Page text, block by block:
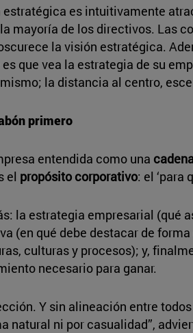
es intuitivamente
mayoría de los directivos. Las
la visión estratégica.
que vea la estrategia de su
la distancia al centro,
primero
entendida como una
el propósito corporativo: el ‘para
la estrategia empresarial (qué
(en qué debe destacar de
culturas y procesos); y,
necesario para ganar.
Y sin alineación entre
ni por casualidad”,